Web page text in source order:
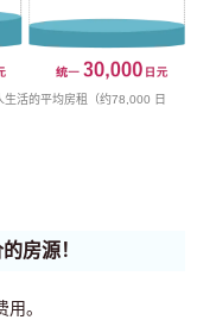
活的平均房租（约78,000 日
房源！
用。